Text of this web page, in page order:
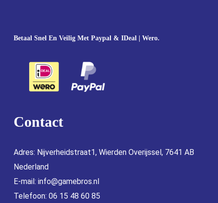
Betaal Snel En Veilig Met Paypal & IDeal | Wero.
Contact
Adres: Nijverheidstraat1, Wierden Overijssel, 7641 AB
Nederland
E-mail: info@gamebros.nl
Telefoon: 06 15 48 60 85